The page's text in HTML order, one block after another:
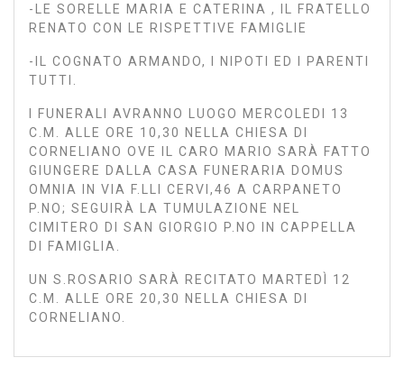
-LE SORELLE MARIA E CATERINA , IL FRATELLO
RENATO CON LE RISPETTIVE FAMIGLIE
-IL COGNATO ARMANDO, I NIPOTI ED I PARENTI
TUTTI.
I FUNERALI AVRANNO LUOGO MERCOLEDI 13
C.M. ALLE ORE 10,30 NELLA CHIESA DI
CORNELIANO OVE IL CARO MARIO SARÀ FATTO
GIUNGERE DALLA CASA FUNERARIA DOMUS
OMNIA IN VIA F.LLI CERVI,46 A CARPANETO
P.NO; SEGUIRÀ LA TUMULAZIONE NEL
CIMITERO DI SAN GIORGIO P.NO IN CAPPELLA
DI FAMIGLIA.
UN S.ROSARIO SARÀ RECITATO MARTEDÌ 12
C.M. ALLE ORE 20,30 NELLA CHIESA DI
CORNELIANO.